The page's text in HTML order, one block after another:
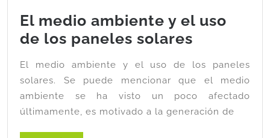
El medio ambiente y el uso
de los paneles solares
El medio ambiente y el uso de los paneles
solares. Se puede mencionar que el medio
ambiente se ha visto un poco afectado
últimamente, es motivado a la generación de